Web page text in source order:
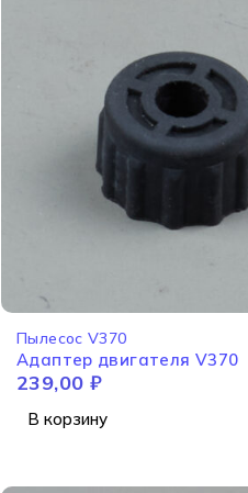
Пылесос V370
Адаптер двигателя V370
239,00 ₽
В корзину